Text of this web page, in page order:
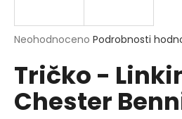
Průměrné
produktu
0,0
z
Neohodnoceno Podrobnosti
Tričko -
Chester
j
t
?